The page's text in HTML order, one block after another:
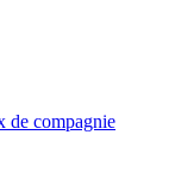
de compagnie